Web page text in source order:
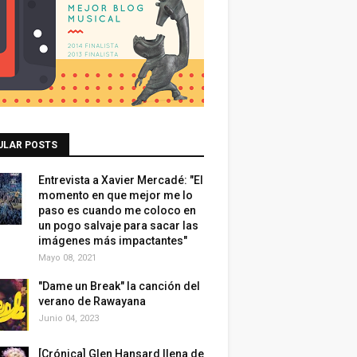
POSTS
Entrevista a Xavier Mercadé: "El
momento en que mejor me lo
paso es cuando me coloco en
un pogo salvaje para sacar las
imágenes más impactantes"
Mayo 08, 2021
"Dame un Break" la canción del
verano de Rawayana
Junio 04, 2023
[Crónica] Glen Hansard llena de